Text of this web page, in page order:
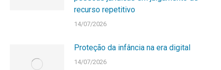
recurso repetitivo
14/07/2026
Proteção da infância na era digital
14/07/2026